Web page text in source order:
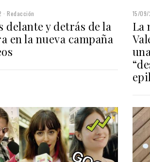
Redacción
delante y detrás de la
en la nueva campaña
15/
La